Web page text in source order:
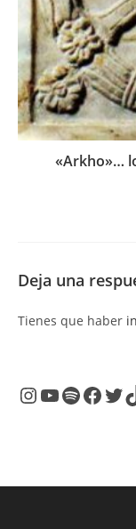
«Arkho»…
Deja una
Tienes que haber
Instagram
YouTube
SpotifyFacebook